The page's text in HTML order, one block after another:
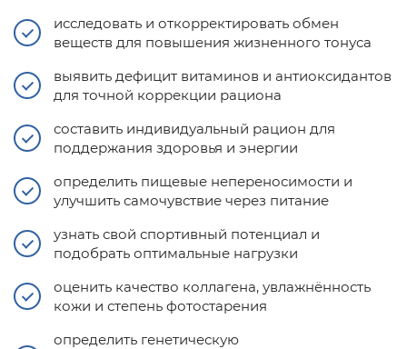
исследовать и откорректировать обмен
веществ для повышения жизненного тонуса
выявить дефицит витаминов и антиоксидантов
для точной коррекции рациона
составить индивидуальный рацион для
поддержания здоровья и энергии
определить пищевые непереносимости и
улучшить самочувствие через питание
узнать свой спортивный потенциал и
подобрать оптимальные нагрузки
оценить качество коллагена, увлажнённость
кожи и степень фотостарения
определить генетическую